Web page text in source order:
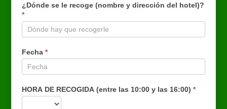
¿Dónde se le recoge (nombre y dirección del hotel)?
*
Fecha *
HORA DE RECOGIDA (entre las 10:00 y las 16:00) *